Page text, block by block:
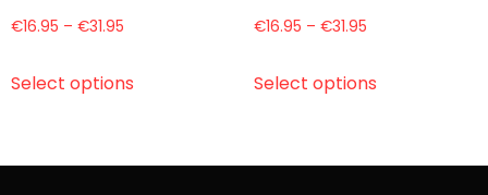
€16.95 – €31.95
Select options
€16.95 – €31.95
Select options